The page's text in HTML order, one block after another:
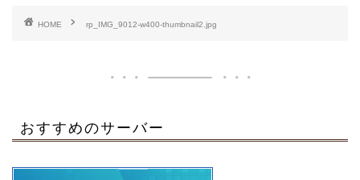
HOME rp_IMG_9012-w400-thumbnail2.jpg
おすすめのサーバー